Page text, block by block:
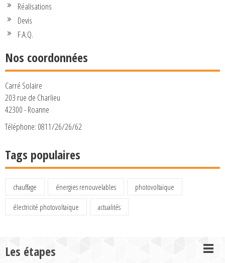
Réalisations
Devis
F.A.Q.
Nos coordonnées
Carré Solaire
203 rue de Charlieu
42300 - Roanne
Téléphone: 0811/26/26/62
Tags populaires
chauffage énergies renouvelables
photovoltaïque
électricité photovoltaïque
actualités
Les étapes